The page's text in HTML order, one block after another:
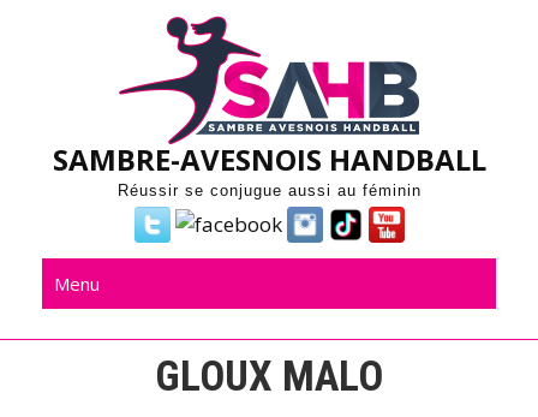
SAMBRE-AVESNOIS HANDBALL
Réussir se conjugue aussi au féminin
Menu
GLOUX MALO